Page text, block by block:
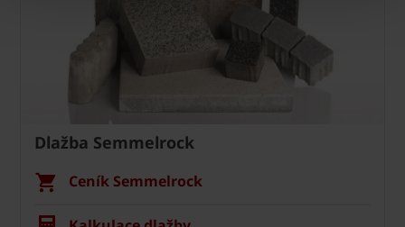
Dlažba Semmelrock
Ceník Semmelrock